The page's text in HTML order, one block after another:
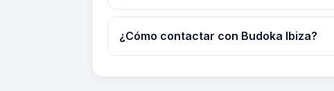
¿Cómo contactar con Budoka Ibiza?